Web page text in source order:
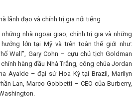
lãnh đạo và chính trị gia nổi tiếng
nhà ngoại giao, chính trị gia và những
lớn tại Mỹ và trên toàn thế giới như:
Wall”, Gary Cohn – cựu chủ tịch Goldman
hàng đầu Nhà Trắng, công chúa Jordan
Ayalde – đại sứ Hoa Kỳ tại Brazil, Marilyn
Lan, Marco Gobbetti – CEO của Burberry,